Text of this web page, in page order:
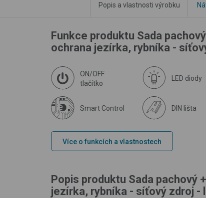
Popis a vlastnosti výrobku
Funkce produktu Sada
ochrana jezírka, rybníka -
ON/OFF
tlačítko
LED diody
Smart Control DIN lišta
Více o funkcích a vlastnostech
Popis produktu Sada pachový
jezírka, rybníka - síťový zdroj -